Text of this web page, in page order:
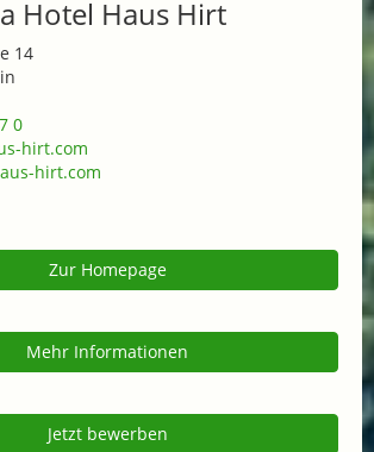
Hotel Haus Hirt
14
0
hirt.com
hirt.com
Zur Homepage
Mehr Informationen
Jetzt bewerben